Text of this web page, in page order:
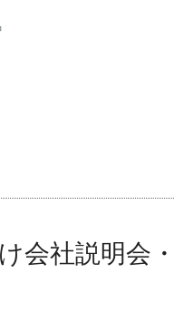
会社説明会